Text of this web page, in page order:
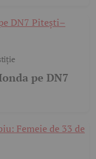
pe DN7